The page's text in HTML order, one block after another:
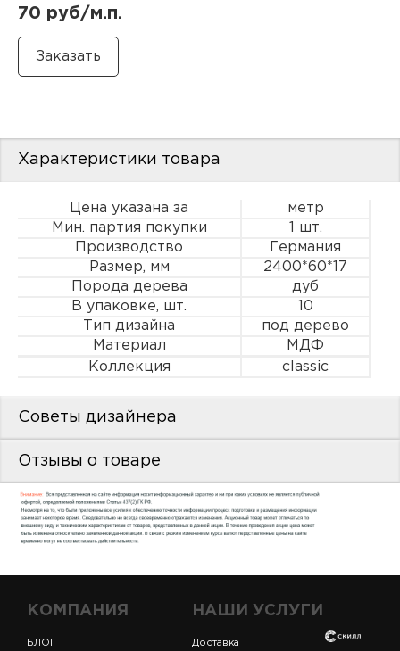
70 руб/м.п.
Характеристики товара
Цена указана за
метр
Мин. партия покупки
1 шт.
Производство
Германия
Размер, мм
2400*60*17
Порода дерева
дуб
В упаковке, шт.
10
Тип дизайна
под дерево
Материал
МДФ
Коллекция
classic
Советы дизайнера
Отзывы о товаре
КОМПАНИЯ
БЛОГ
НАШИ УСЛУГИ
Доставка